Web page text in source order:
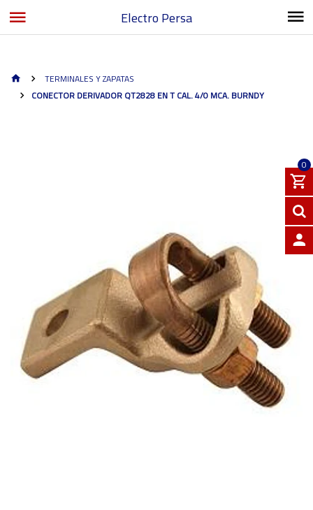
Electro Persa
0
TERMINALES Y ZAPATAS
CONECTOR DERIVADOR QT2828 EN T CAL. 4/0 MCA. BURNDY